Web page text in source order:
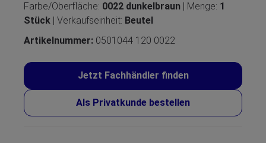
Farbe/Oberfläche: 0022 dunkelbraun | Menge: 1
Stück | Verkaufseinheit: Beutel
Artikelnummer: 0501044 120 0022
Jetzt Fachhändler finden
Als Privatkunde bestellen